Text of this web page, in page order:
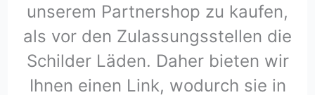
unserem Partnershop zu kaufen,
als vor den Zulassungsstellen die
Schilder Läden. Daher bieten wir
Ihnen einen Link, wodurch sie in